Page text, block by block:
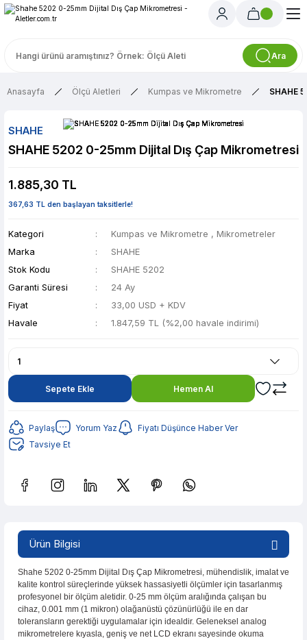
Ara
Anasayfa Ölçü Aletleri Kumpas ve Mikrometre SHAHE
SHAHE
SHAHE 5202 0-25mm Dijital Dış Çap Mikrometresi
1.885,30 TL
367,63 TL den başlayan taksitlerle!
Kategori Kumpas ve Mikrometre , Mikrometreler
Marka
SHAHE
Stok Kodu
SHAHE 5202
Garanti Süresi
24 Ay
Fiyat
33,00 USD + KDV
Havale
1.847,59 TL (%2,00 havale indirimi)
Sepete Ekle Hemen Al
Paylaş Yorum Yaz
Fiyatı Düşünce Haber Ver
Tavsiye Et
%2 İndirim Güvenilir Alışveriş
367,63 TL den başlayan taksitlerle! x 9
Ürün Bilgisi
Shahe 5202 0-25mm Dijital Dış Çap Mikrometresi, mühendislik, imalat ve
kalite kontrol süreçlerinde yüksek hassasiyetli ölçümler için tasarlanmış
profesyonel bir ölçüm aletidir. 0-25 mm ölçüm aralığında çalışan bu
cihaz, 0.001 mm (1 mikron) olağanüstü çözünürlüğü ile en dar
toleransların gerektiği uygulamalar için idealdir. Geleneksel analog
mikrometrelere kıyasla, geniş ve net LCD ekranı sayesinde okuma